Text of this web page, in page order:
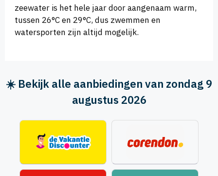
zeewater is het hele jaar door aangenaam warm,
tussen 26°C en 29°C, dus zwemmen en
watersporten zijn altijd mogelijk.
☀️ Bekijk alle aanbiedingen van zondag 9
augustus 2026